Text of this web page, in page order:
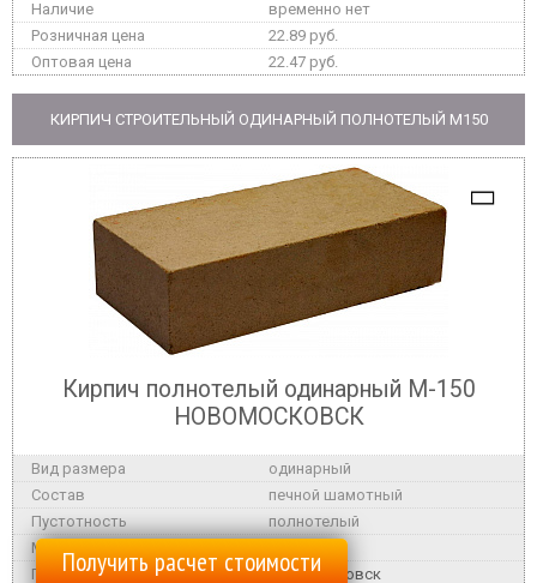
временно нет
22.89 руб.
22.47 руб.
КИРПИЧ СТРОИТЕЛЬНЫЙ ОДИНАРНЫЙ ПОЛНОТЕЛЫЙ M150
Кирпич полнотелый одинарный М-150
НОВОМОСКОВСК
одинарный
печной шамотный
полнотелый
Новомосковск
Получить расчет стоимости